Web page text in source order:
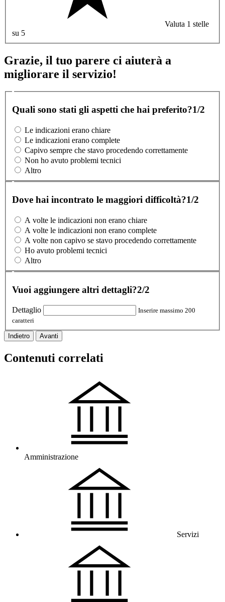
Valuta 1 stelle
su 5
Grazie, il tuo parere ci aiuterà a
migliorare il servizio!
Quali sono stati gli aspetti che hai preferito?1/2
Le indicazioni erano chiare
Le indicazioni erano complete
Capivo sempre che stavo procedendo correttamente
Non ho avuto problemi tecnici
Altro
Dove hai incontrato le maggiori difficoltà?1/2
A volte le indicazioni non erano chiare
A volte le indicazioni non erano complete
A volte non capivo se stavo procedendo correttamente
Ho avuto problemi tecnici
Altro
Vuoi aggiungere altri dettagli?2/2
Dettaglio
Inserire massimo 200
caratteri
Indietro Avanti
Contenuti correlati
Amministrazione
Servizi